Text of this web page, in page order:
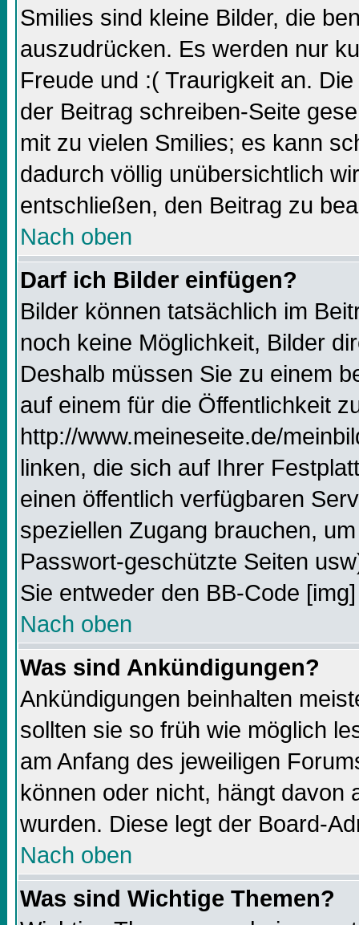
Smilies sind kleine Bilder, die
auszudrücken. Es werden nur
Freude und :( Traurigkeit an.
der Beitrag schreiben-Seite
mit zu vielen Smilies; es kann
dadurch völlig unübersichtlich
entschließen, den Beitrag zu
Nach oben
Darf ich Bilder einfügen?
Bilder können tatsächlich im
noch keine Möglichkeit, Bilder
Deshalb müssen Sie zu einem
auf einem für die Öffentlichkeit
http://www.meineseite.de/
linken, die sich auf Ihrer
einen öffentlich verfügbaren
speziellen Zugang brauchen,
Passwort-geschützte Seiten
Sie entweder den BB-Code
Nach oben
Was sind Ankündigungen?
Ankündigungen beinhalten
sollten sie so früh wie möglich
am Anfang des jeweiligen
können oder nicht, hängt davon
wurden. Diese legt der Board-
Nach oben
Was sind Wichtige Themen?